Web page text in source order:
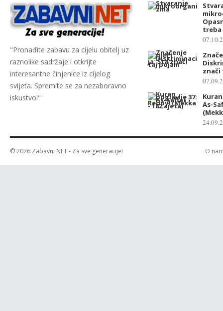
"Pronađite zabavu za cijelu obitelj uz
raznolike sadržaje i otkrijte
interesantne činjenice iz cijelog
svijeta. Spremite se za nezaboravno
iskustvo!"
treba
znači
As-
© 2026 Zabavni NET- Za sve generacije! O